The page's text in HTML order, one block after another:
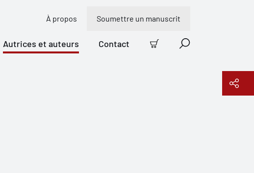
À propos Soumettre un manuscrit
Autrices et auteurs Contact
Panier Recherche